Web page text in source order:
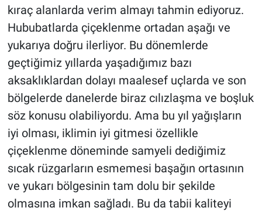
kıraç alanlarda verim almayı tahmin ediyoruz.
Hububatlarda çiçeklenme ortadan aşağı ve
yukarıya doğru ilerliyor. Bu dönemlerde
geçtiğimiz yıllarda yaşadığımız bazı
aksaklıklardan dolayı maalesef uçlarda ve son
bölgelerde danelerde biraz cılızlaşma ve boşluk
söz konusu olabiliyordu. Ama bu yıl yağışların
iyi olması, iklimin iyi gitmesi özellikle
çiçeklenme döneminde samyeli dediğimiz
sıcak rüzgarların esmemesi başağın ortasının
ve yukarı bölgesinin tam dolu bir şekilde
olmasına imkan sağladı. Bu da tabii kaliteyi